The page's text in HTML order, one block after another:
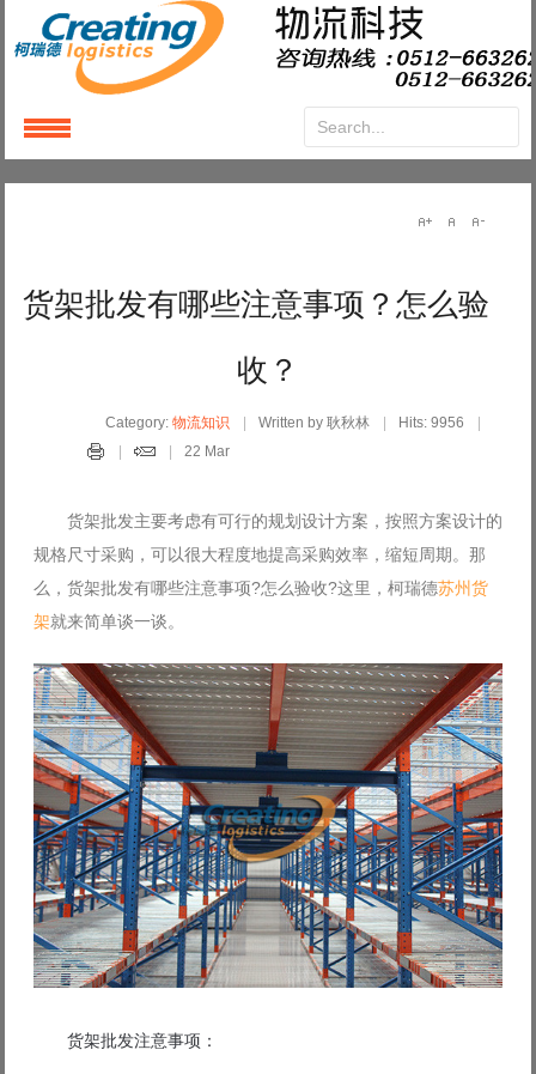
货架批发有哪些注意事项？怎么验
收？
Category:物流知识 Written by 耿秋林
Hits: 9956
22 Mar
货架批发主要考虑有可行的规划设计方案，按照方案设计的
规格尺寸采购，可以很大程度地提高采购效率，缩短周期。那
么，货架批发有哪些注意事项?怎么验收?这里，柯瑞德苏州货
架就来简单谈一谈。
货架批发注意事项：
LoginorRegister
Remember Me
Log in with Facebook
Forgot your password?
Forgot your username?